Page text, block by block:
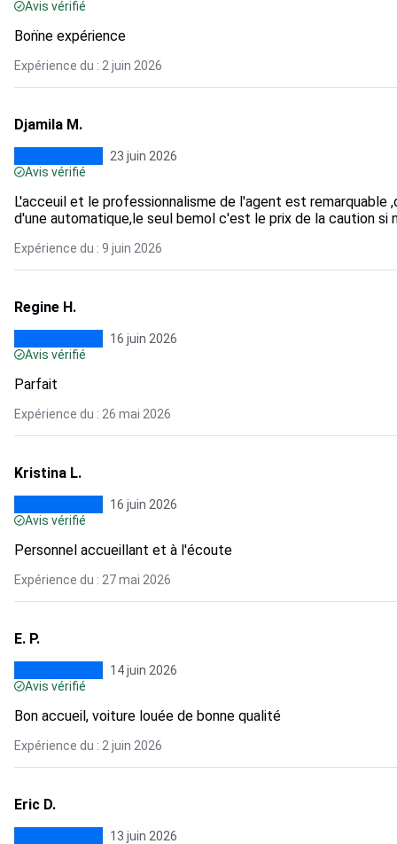
Avis vérifié
Bon̈ne expérience
Expérience du : 2 juin 2026
Djamila M.
23 juin 2026
Avis vérifié
L'acceuil et le professionnalisme de l'agent est remarquable
d'une automatique,le seul bemol c'est le prix de la caution si
Expérience du : 9 juin 2026
Regine H.
16 juin 2026
Avis vérifié
Parfait
Expérience du : 26 mai 2026
Kristina L.
16 juin 2026
Avis vérifié
Personnel accueillant et à l'écoute
Expérience du : 27 mai 2026
E. P.
14 juin 2026
Avis vérifié
Bon accueil, voiture louée de bonne qualité
Expérience du : 2 juin 2026
Eric D.
13 juin 2026